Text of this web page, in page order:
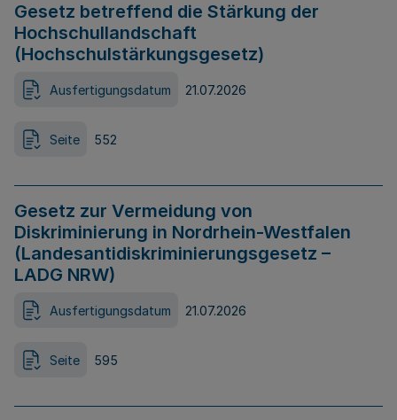
Gesetz betreffend die Stärkung der
Hochschullandschaft
(Hochschulstärkungsgesetz)
Ausfertigungsdatum 21.07.2026
Seite 552
Gesetz zur Vermeidung von
Diskriminierung in Nordrhein-Westfalen
(Landesantidiskriminierungsgesetz –
LADG NRW)
Ausfertigungsdatum 21.07.2026
Seite 595